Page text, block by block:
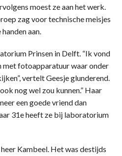
moest ze aan het werk.
zag voor technische meisjes
aan.
Prinsen in Delft. “Ik vond
fotoapparatuur waar onder
vertelt Geesje glunderend.
nog wel zou kunnen.” Haar
een goede vriend dan
31e heeft ze bij laboratorium
Kambeel. Het was destijds